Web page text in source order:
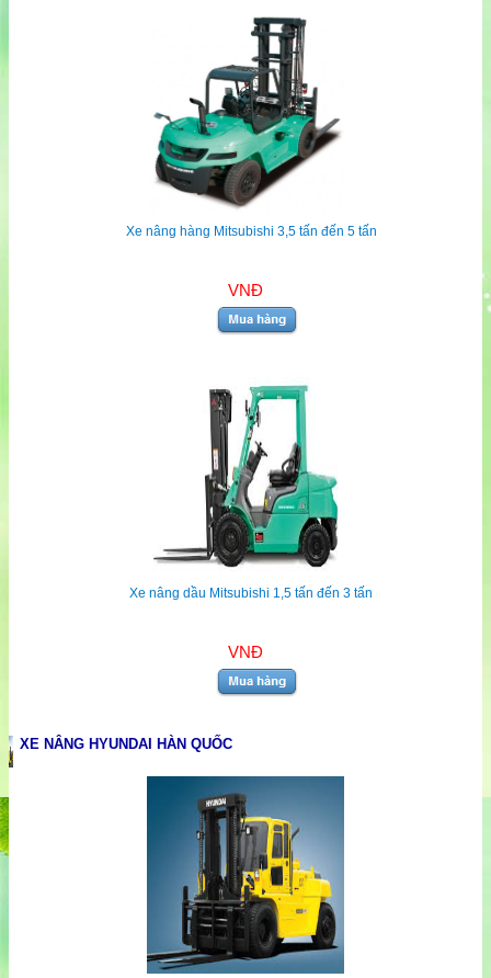
Xe nâng hàng Mitsubishi 3,5 tấn đến 5 tấn
VNĐ
Xe nâng dầu Mitsubishi 1,5 tấn đến 3 tấn
VNĐ
XE NÂNG HYUNDAI HÀN QUỐC